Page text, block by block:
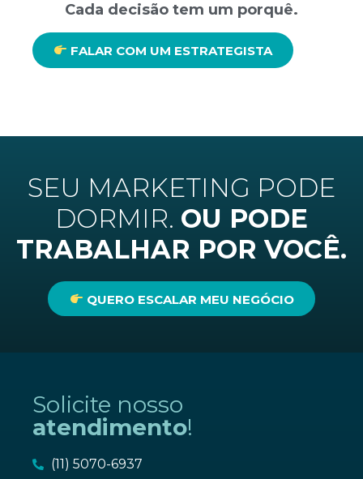
Cada decisão tem um porquê.
FALAR COM UM ESTRATEGISTA
SEU MARKETING PODE
DORMIR. OU PODE
TRABALHAR POR VOCÊ.
QUERO ESCALAR MEU NEGÓCIO
Solicite nosso
atendimento!
(11) 5070-6937